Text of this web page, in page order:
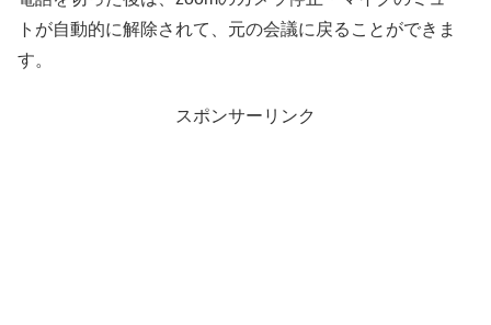
トが自動的に解除されて、元の会議に戻ることができま
す。
スポンサーリンク